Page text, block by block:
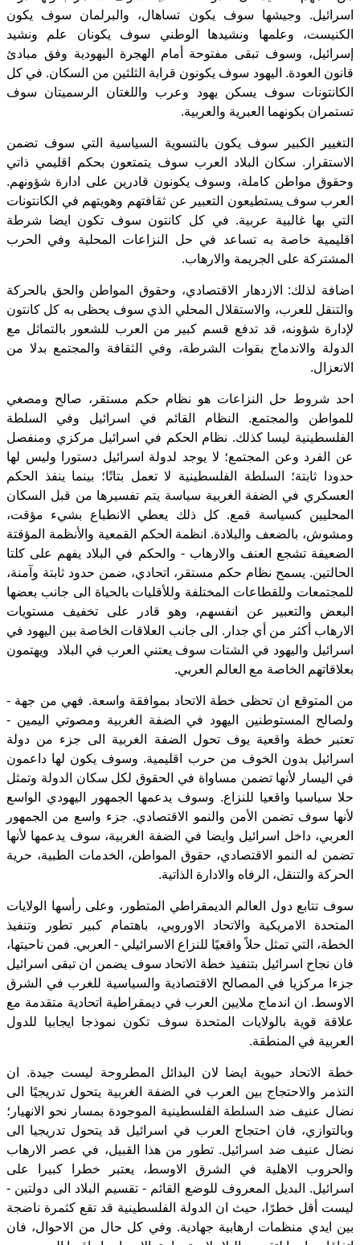
اسرائيل. وجيشها سوف يكون تساهال، والبرلمان سوف يكون
الكنيست، وعلمها ونشيدها الوطني سوف يكونان علم ونشيد
إسرائيل، وسوف تبقى مفتوحة أمام الهجرة اليهودية وفق مبادئ
قانون العودة. اليهود سوف يكونون قرابة الثلثين من السكان. في كل
الكانتونات سوف يسكن يهود وعرب واللغتان الرسميتان سوف
تستمران بكونهما العبرية والعربية.
التغيير الكبير سوف يكون بالتسوية السياسية التي سوف تضمن
الاستقرار. سكان البلاد العرب سوف يتمتعون بحكم اقليمي ذاتي
وحقوق مواطن كاملة، وسوف يكونون قادرين على ادارة شؤونهم.
العرب سوف يستطيعون التعبير عن ثقافتهم وهويتهم في الكانتونات
التي بها غالبية عربية. في كل كانتون سوف تكون ايضا شرطة
اقليمية خاصة به تساعد في حل النزاعات المحلية وفي الحرب
المشتركة على الجريمة والارهاب.
اضافة لذلك: الازدهار الاقتصادي، وحقوق المواطن والحق بالحركة
والتنقل للعرب، والاستقلال المحلي الذي سوف يحظى به كل كانتون
لإدارة شؤونه، قد تدفع قسم كبير من العرب للشعور بالتماثل مع
الدولة والاندماج بقوات الشرطة، وفي الثقافة والمجتمع بدلا من
الانعزال.
احد شروط حل النزاعات هو نظام حكم مستقر، صالح ومصغي
للمواطن والمجتمع. النظام القائم في اسرائيل وفي السلطة
الفلسطينية ليسا كذلك. نظام الحكم في اسرائيل مركزي ومنفصل
عن الفرد وعن المجتمع؛ لا يوجد لدولة اسرائيل دستورا وليس لها
حدودا ثابتة؛ السلطة الفلسطينية لا تعمل بتاتًا؛ بينما ينفذ الحكم
العسكري في الضفة الغربية سياسة يتم تفسيرها من قبل السكان
المحليين كسياسة قمع. كل ذلك يعطي الانطباع بشيء مؤقت،
ومشوش، بالضعف والبلادة. انظمة الحكم القمعية والأنظمة المؤقتة
الضعيفة تشجع العنف والارهاب - والحكم في البلاد يفهم على كلتا
الحالتين. يسمح نظام حكم مستقر، اتحادي، ضمن حدود ثابتة وآمنة،
للمجتمعات وللقطاعات المختلفة وللأقليات بالحياة الى جانب بعضها
البعض والتعبير عن انفسهم، وهو قادر على تخفيف مستويات
الارهاب أكثر من أي جدار. الى جانب العلاقات الخاصة بين اليهود في
اسرائيل واليهود في الشتات سوف يعتني العرب في البلاد ويهتمون
بعلاقاتهم الخاصة مع العالم العربي.
من المتوقع ان تحظى خطة الاتحاد بموافقة واسعة. فهي من جهة -
ولصالح المستوطنين اليهود في الضفة الغربية ومصوتي اليمين -
تعتبر خطة واقعية يوف تحول الضفة الغربية الى جزء من دولة
اسرائيل بدون الخوف من حرب اقليمية. وسوف يكون لها داعمون
في اليسار لأنها تضمن مساواة في الحقوق لكل سكان الدولة وتمثل
حلا سياسيا واقعيا للنزاع. وسوف يدعمها الجمهور اليهودي الواسع
لأنها سوف تضمن الأمن والنمو الاقتصادي. جزء واسع من الجمهور
العربي، داخل اسرائيل وايضا في الضفة الغربية، سوف يدعمها لأنها
تضمن له النمو الاقتصادي، حقوق المواطن، الخدمات الطبية، حرية
الحركة والتنقل، الرفاه والادارة الذاتية.
سوف تتابع دول العالم الديمقراطي المتطور، وعلى رأسها الولايات
المتحدة الامريكية والاتحاد الاوروبي، باهتمام كبير تطور وتنفيذ
الخطة، التي تمثل حلاً واقعيًا للنزاع الاسرائيلي - العربي. فمن ناحيتها،
فان نجاح اسرائيل بتنفيذ خطة الاتحاد سوف يضمن ان تبقى اسرائيل
جزءا مركزيا في المصالح الاقتصادية والسياسية للغرب في الشرق
الاوسط. ان اندماج ملايين العرب في ديمقراطية اتحادية متقدمة مع
علاقة قوية بالولايات المتحدة سوف تكون نموذجا ايجابيا للدول
العربية في المنطقة.
خطة الاتحاد حيوية ايضا لان البدائل المطروحة ليست جيدة. ان
التذمر والاحتجاج بين العرب في الضفة الغربية يتحول تدريجيًا الى
نضال عنيف ضد السلطة الفلسطينية الموجودة بمسار نحو الانهيار؛
وبالتوازي، فان احتجاج العرب في اسرائيل قد يتحول تدريجيا الى
نضال عنيف ضد اسرائيل. تطور من هذا القبيل، في عصر الارهاب
والحروب الاهلية في الشرق الاوسط، يعتبر خطرا كبيرا على
اسرائيل. البديل المعروف للوضع القائم - تقسيم البلاد الى دولتين -
ليست أقل خطرًا، حيث ان الدولة الفلسطينية قد تقع كثمرة ناضجة
بين ايدي منظمات ارهابية جهادية. وفي كل حال من الاحوال، فان